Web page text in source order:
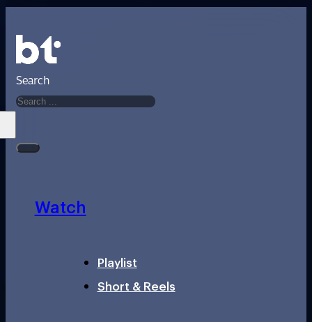
Search
Watch
Playlist
Short & Reels